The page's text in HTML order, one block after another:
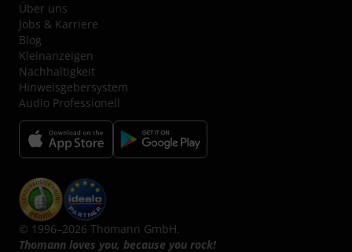
Über uns
Jobs & Karriere
Blog
Kleinanzeigen
Nachhaltigkeit
Hinweisgebersystem
Audio Professionell
© 1996–2026 Thomann GmbH.
Thomann loves you, because you rock!